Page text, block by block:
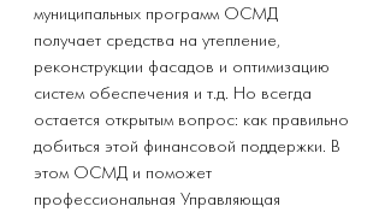
муниципальных программ ОСМД
получает средства на утепление,
реконструкции фасадов и оптимизацию
систем обеспечения и т.д. Но всегда
остается открытым вопрос: как правильно
добиться этой финансовой поддержки. В
этом ОСМД и поможет
профессиональная Управляющая